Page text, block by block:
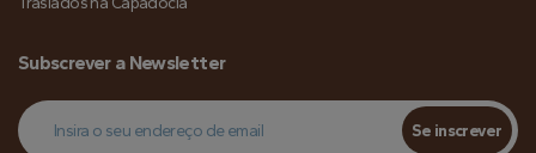
Subscrever a Newsletter
Se inscrever